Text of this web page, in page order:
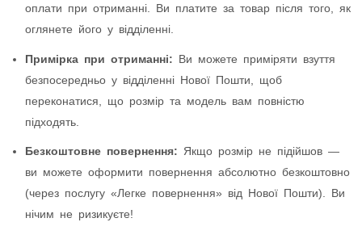
оплати при отриманні. Ви платите за товар після того, як
оглянете його у відділенні.
Примірка при отриманні: Ви можете приміряти взуття
безпосередньо у відділенні Нової Пошти, щоб
переконатися, що розмір та модель вам повністю
підходять.
Безкоштовне повернення: Якщо розмір не підійшов —
ви можете оформити повернення абсолютно безкоштовно
(через послугу «Легке повернення» від Нової Пошти). Ви
нічим не ризикуєте!